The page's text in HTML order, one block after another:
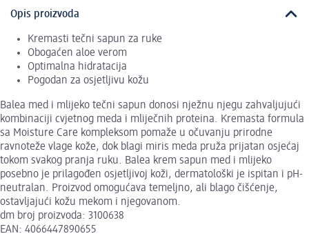
Opis proizvoda
Kremasti tečni sapun za ruke
Obogaćen aloe verom
Optimalna hidratacija
Pogodan za osjetljivu kožu
Balea med i mlijeko tečni sapun donosi nježnu njegu zahvaljujući
kombinaciji cvjetnog meda i mliječnih proteina. Kremasta formula
sa Moisture Care kompleksom pomaže u očuvanju prirodne
ravnoteže vlage kože, dok blagi miris meda pruža prijatan osjećaj
tokom svakog pranja ruku. Balea krem sapun med i mlijeko
posebno je prilagođen osjetljivoj koži, dermatološki je ispitan i pH-
neutralan. Proizvod omogućava temeljno, ali blago čišćenje,
ostavljajući kožu mekom i njegovanom.
dm broj proizvoda: 3100638
EAN: 4066447890655